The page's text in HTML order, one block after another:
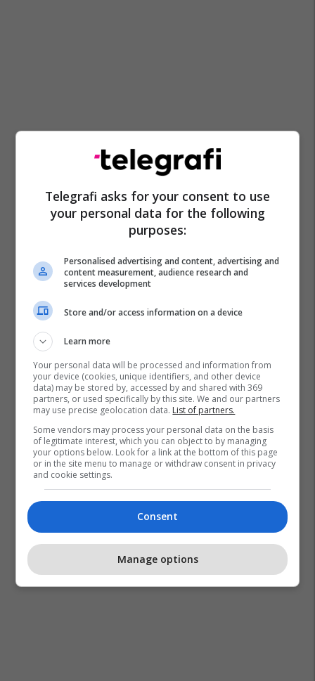
Telegrafi asks for your consent to use
your personal data for the following
purposes:
Personalised advertising and content, advertising and
content measurement, audience research and
services development
Store and/or access information on a device
Learn more
Your personal data will be processed and information from
your device (cookies, unique identifiers, and other device
data) may be stored by, accessed by and shared with 369
partners, or used specifically by this site. We and our partners
may use precise geolocation data. List of partners.
Some vendors may process your personal data on the basis
of legitimate interest, which you can object to by managing
your options below. Look for a link at the bottom of this page
or in the site menu to manage or withdraw consent in privacy
and cookie settings.
Consent
Manage options